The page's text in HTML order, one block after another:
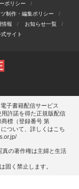
ポリシー
制作・編集ポリシー
情報
お知らせ一覧
サイト
子書籍配信サービス
許諾を得た正規版配信
標（登録番号 第
ついて、詳しくはこち
の著作権は主婦と⽣活
固く禁⽌します。